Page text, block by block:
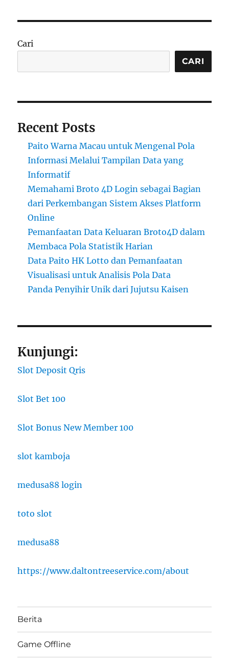
Cari
CARI
Recent Posts
Paito Warna Macau untuk Mengenal Pola
Informasi Melalui Tampilan Data yang
Informatif
Memahami Broto 4D Login sebagai Bagian
dari Perkembangan Sistem Akses Platform
Online
Pemanfaatan Data Keluaran Broto4D dalam
Membaca Pola Statistik Harian
Data Paito HK Lotto dan Pemanfaatan
Visualisasi untuk Analisis Pola Data
Panda Penyihir Unik dari Jujutsu Kaisen
Kunjungi:
Slot Deposit Qris
Slot Bet 100
Slot Bonus New Member 100
slot kamboja
medusa88 login
toto slot
medusa88
https://www.daltontreeservice.com/about
Berita
Game Offline